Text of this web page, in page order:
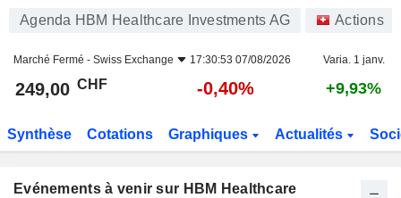
Agenda HBM Healthcare Investments AG Actions
Marché Fermé - Swiss Exchange 17:30:53 07/08/2026 Varia. 1 janv.
249,00 CHF -0,40% +9,93%
Synthèse Cotations Graphiques Actualités
Evénements à venir sur HBM Healthcare